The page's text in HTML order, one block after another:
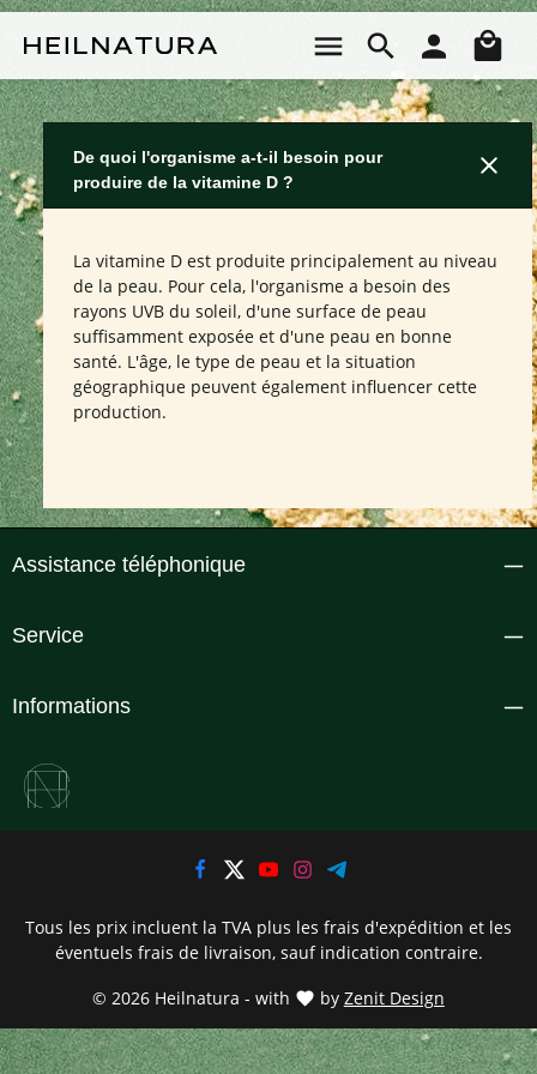
De quoi l'organisme a-t-il besoin pour
produire de la vitamine D ?
La vitamine D est produite principalement au niveau
de la peau. Pour cela, l'organisme a besoin des
rayons UVB du soleil, d'une surface de peau
suffisamment exposée et d'une peau en bonne
santé. L'âge, le type de peau et la situation
géographique peuvent également influencer cette
production.
Assistance téléphonique
Service
Informations
© 2026 Heilnatura - with by Zenit Design
Tous les prix incluent la TVA plus les frais d'expédition et les
éventuels frais de livraison, sauf indication contraire.